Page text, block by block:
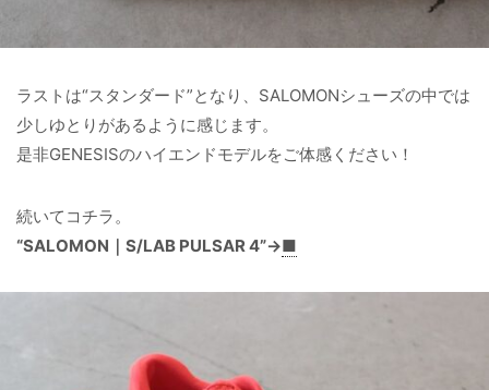
ラストは“スタンダード”となり、SALOMONシューズの中では
少しゆとりがあるように感じます。
是非GENESISのハイエンドモデルをご体感ください！
続いてコチラ。
“SALOMON｜S/LAB PULSAR 4”→■